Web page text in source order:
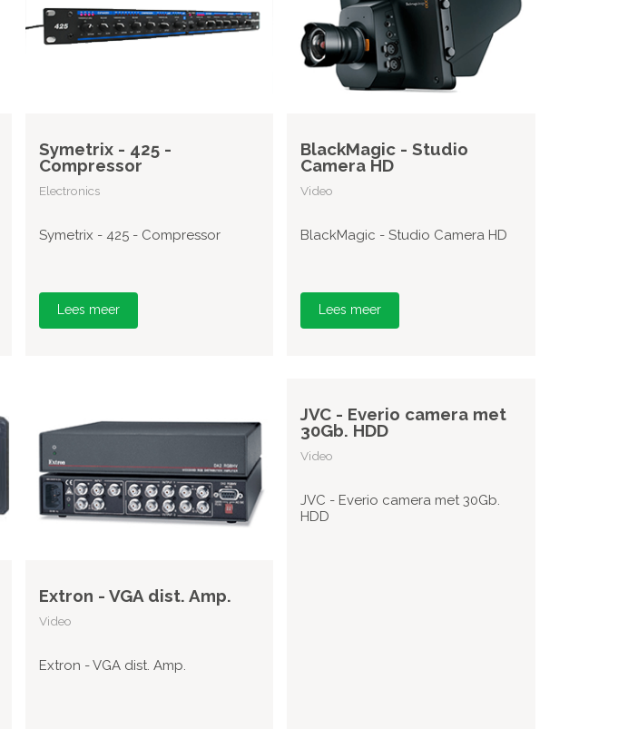
Symetrix - 425 -
Compressor
Electronics
Symetrix - 425 - Compressor
Lees meer
BlackMagic - Studio
Camera HD
Video
BlackMagic - Studio Camera HD
Lees meer
Extron - VGA dist. Amp.
Video
Extron - VGA dist. Amp.
JVC - Everio camera met
30Gb. HDD
Video
JVC - Everio camera met 30Gb.
HDD